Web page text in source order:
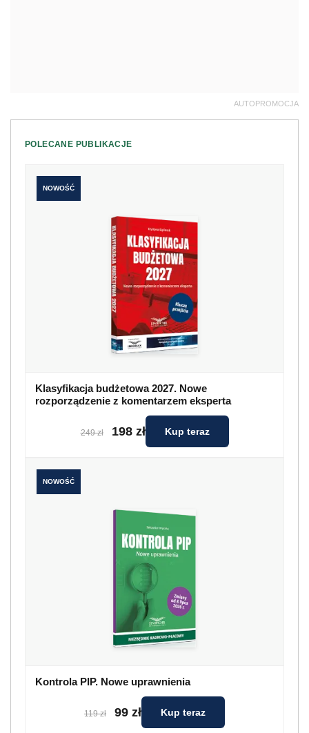
AUTOPROMOCJA
POLECANE PUBLIKACJE
NOWOŚĆ
Klasyfikacja budżetowa 2027. Nowe
rozporządzenie z komentarzem eksperta
249 zł 198 zł Kup teraz
NOWOŚĆ
Kontrola PIP. Nowe uprawnienia
119 zł 99 zł Kup teraz